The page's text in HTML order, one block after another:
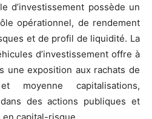
d’investissement possède un
opérationnel, de rendement
et de profil de liquidité. La
d’investissement offre à
une exposition aux rachats de
capitalisations,
des actions publiques et
capital-risque.